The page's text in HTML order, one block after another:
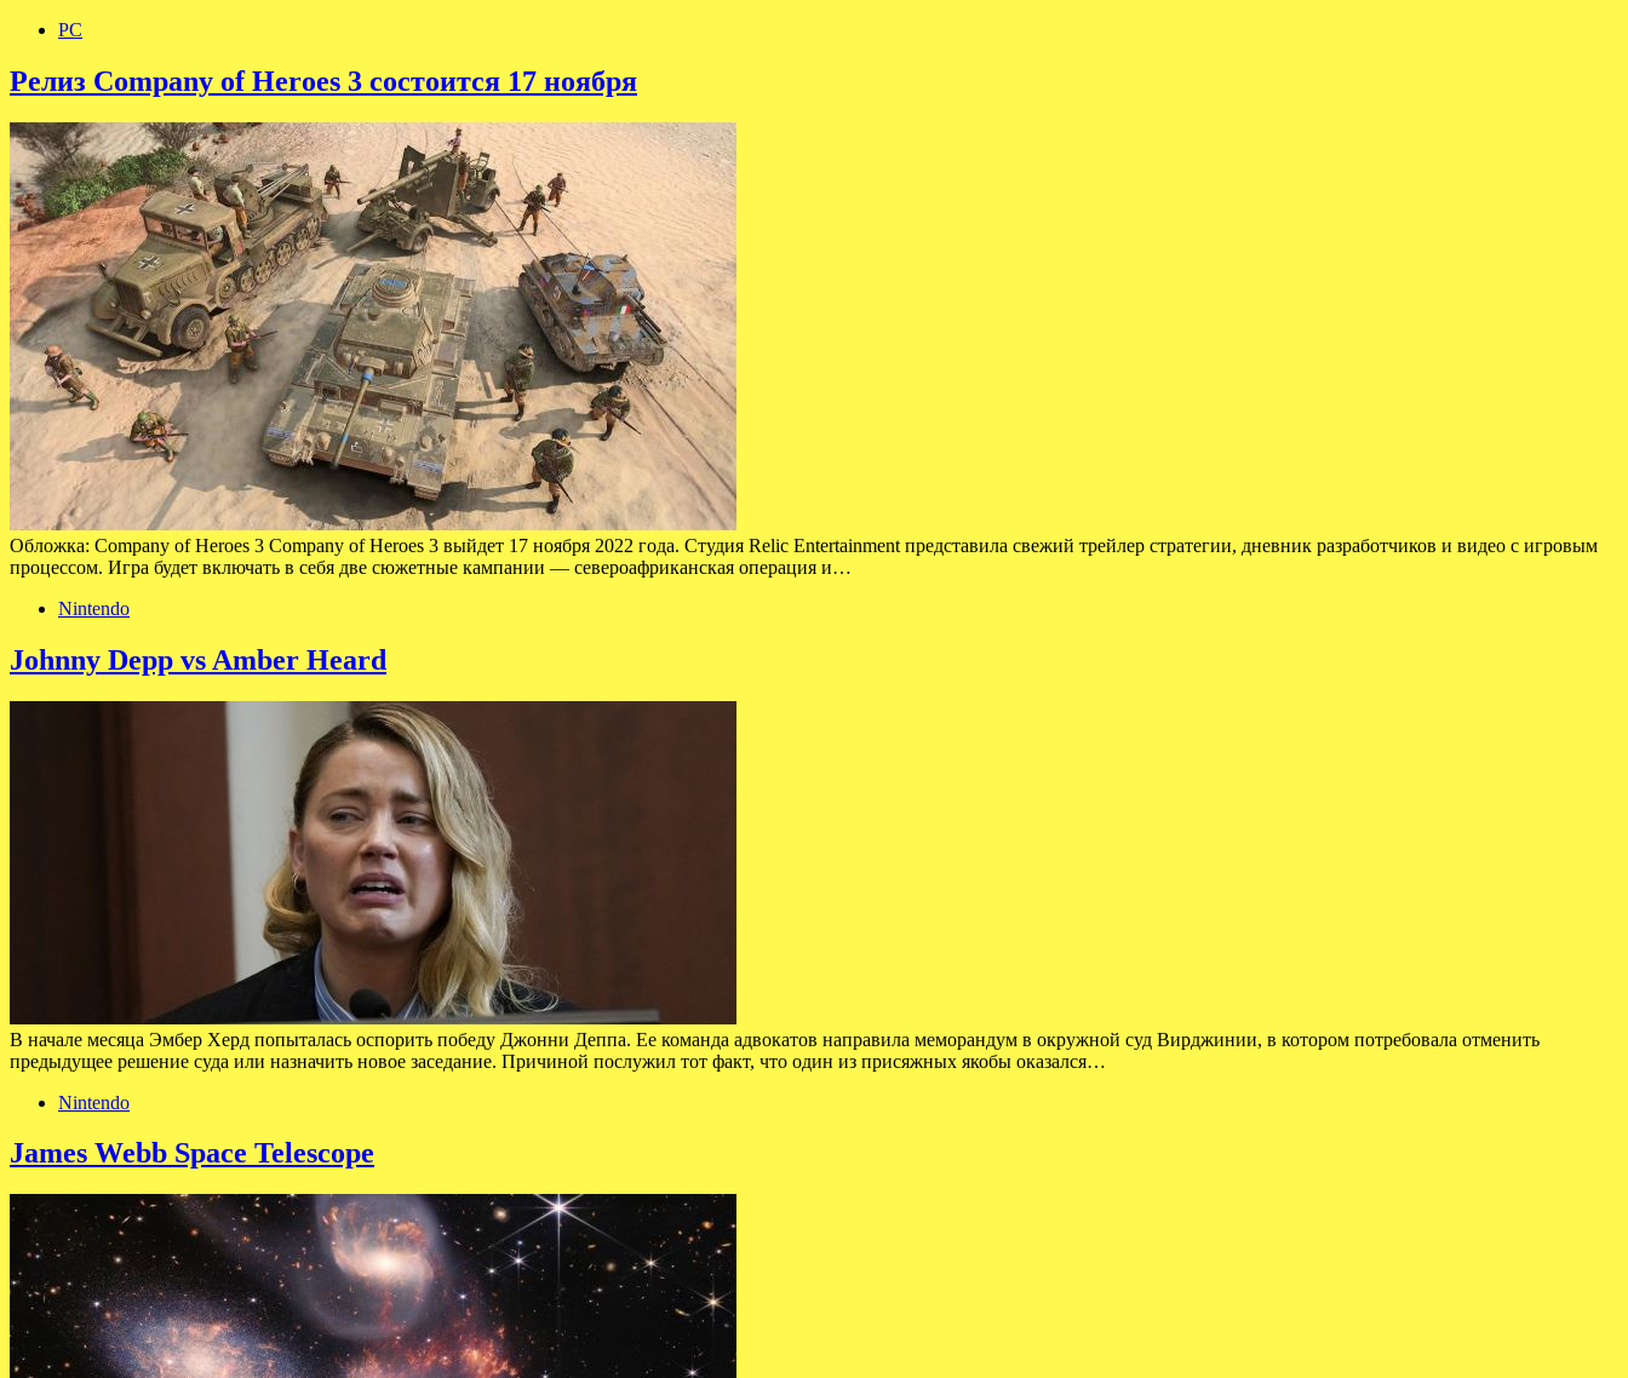
PC
Релиз Company of Heroes 3 состоится 17 ноября
Обложка: Company of Heroes 3 Company of Heroes 3 выйдет 17 ноября 2022 года. Студия Relic Entertainment представила свежий трейлер стратегии, дневник разработчиков и видео с игровым
процессом. Игра будет включать в себя две сюжетные кампании — североафриканская операция и…
Nintendo
Johnny Depp vs Amber Heard
В начале месяца Эмбер Херд попыталась оспорить победу Джонни Деппа. Ее команда адвокатов направила меморандум в окружной суд Вирджинии, в котором потребовала отменить
предыдущее решение суда или назначить новое заседание. Причиной послужил тот факт, что один из присяжных якобы оказался…
Nintendo
James Webb Space Telescope